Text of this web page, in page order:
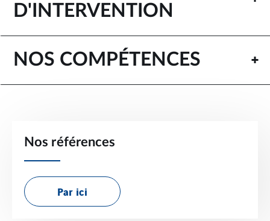
D'INTERVENTION
NOS COMPÉTENCES
Nos références
Par ici